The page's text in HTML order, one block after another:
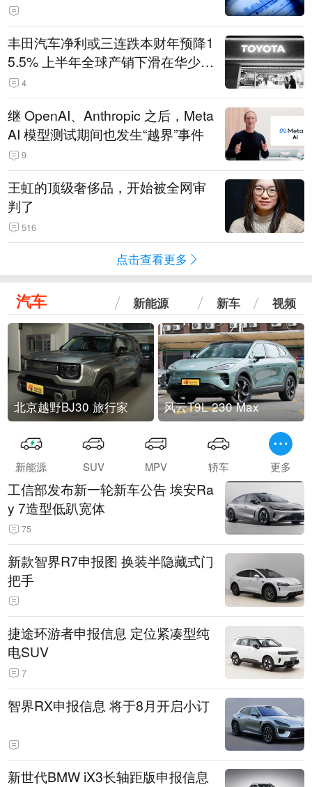
丰田汽车净利或三连跌本财年预降1
5.5% 上半年全球产销下滑在华少卖
14.3万辆
4
继 OpenAI、Anthropic 之后，Meta
AI 模型测试期间也发生“越界”事件
9
王虹的顶级奢侈品，开始被全网审
判了
516
点击查看更多
汽车 新能源 新车 视频
北京越野BJ30 旅行家 风云T9L 230 Max
新能源 SUV MPV 轿车 更多
工信部发布新一轮新车公告 埃安Ra
y 7造型低趴宽体
75
新款智界R7申报图 换装半隐藏式门
把手
捷途环游者申报信息 定位紧凑型纯
电SUV
7
智界RX申报信息 将于8月开启小订
新世代BMW iX3长轴距版申报信息